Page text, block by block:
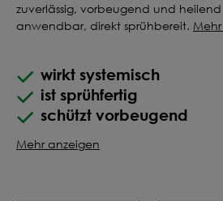
zuverlässig, vorbeugend und heilend
anwendbar, direkt sprühbereit.
wirkt systemisch
ist sprühfertig
schützt vorbeugend
Mehr anzeigen